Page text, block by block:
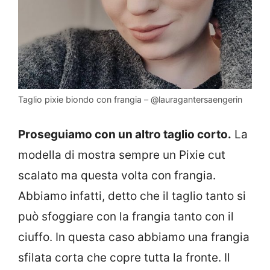
Taglio pixie biondo con frangia – @lauragantersaengerin
Proseguiamo con un altro taglio corto. La
modella di mostra sempre un Pixie cut
scalato ma questa volta con frangia.
Abbiamo infatti, detto che il taglio tanto si
può sfoggiare con la frangia tanto con il
ciuffo. In questa caso abbiamo una frangia
sfilata corta che copre tutta la fronte. Il